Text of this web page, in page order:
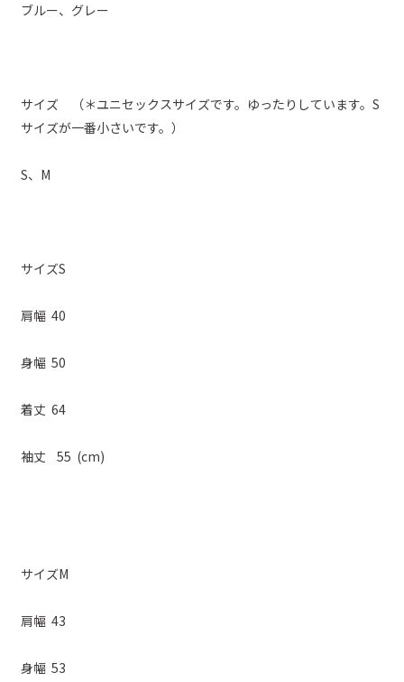
ブルー、グレー
サイズ （＊ユニセックスサイズです。ゆったりしています。S
サイズが一番小さいです。）
S、M
サイズS
肩幅 40
身幅 50
着丈 64
袖丈 55 (cm)
サイズM
肩幅 43
身幅 53